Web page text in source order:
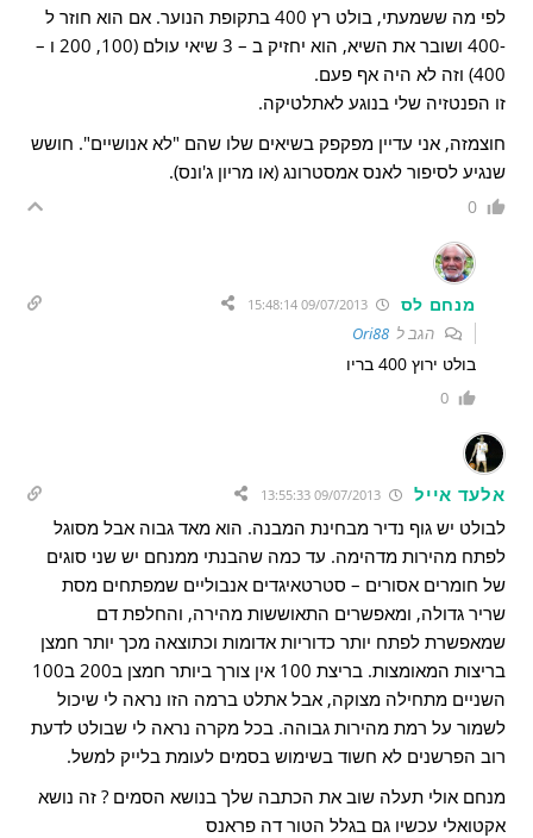
לפי מה ששמעתי, בולט רץ 400 בתקופת הנוער. אם הוא חוזר ל
-400 ושובר את השיא, הוא יחזיק ב – 3 שיאי עולם (100, 200 ו –
400) וזה לא היה אף פעם.
זו הפנטזיה שלי בנוגע לאתלטיקה.
חוצמזה, אני עדיין מפקפק בשיאים שלו שהם "לא אנושיים". חושש
שנגיע לסיפור לאנס אמסטרונג (או מריון ג'ונס).
0
מנחם לס 09/07/2013 15:48:14
הגב לOri88
בולט ירוץ 400 בריו
0
אלעד אייל
לבולט יש גוף נדיר מבחינת המבנה. הוא מאד גבוה אבל מסוגל
לפתח מהירות מדהימה. עד כמה שהבנתי ממנחם יש שני סוגים
של חומרים אסורים – סטרטאיגדים אנבוליים שמפתחים מסת
שריר גדולה, ומאפשרים התאוששות מהירה, והחלפת דם
שמאפשרת לפתח יותר כדוריות אדומות וכתוצאה מכך יותר חמצן
בריצות המאומצות. בריצת 100 אין צורך ביותר חמצן ב200 ב100
השניים מתחילה מצוקה, אבל אתלט ברמה הזו נראה לי שיכול
לשמור על רמת מהירות גבוהה. בכל מקרה נראה לי שבולט לדעת
רוב הפרשנים לא חשוד בשימוש בסמים לעומת בלייק למשל.
מנחם אולי תעלה שוב את הכתבה שלך בנושא הסמים ? זה נושא
אקטואלי עכשיו גם בגלל הטור דה פראנס